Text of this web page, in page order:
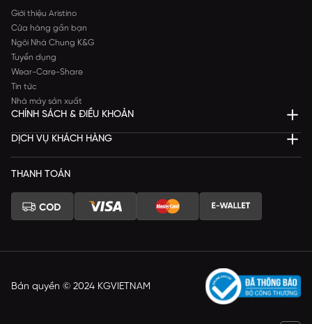
Giới thiệu Aristino
Cửa hàng gần bạn
Ngôi Nhà Chung K&G
Tuyển dụng
Wear-Care-Share
Tin tức
Nhà máy sản xuất
CHÍNH SÁCH & ĐIỀU KHOẢN
DỊCH VỤ KHÁCH HÀNG
THANH TOÁN
Bản quyền © 2024 KGVIETNAM